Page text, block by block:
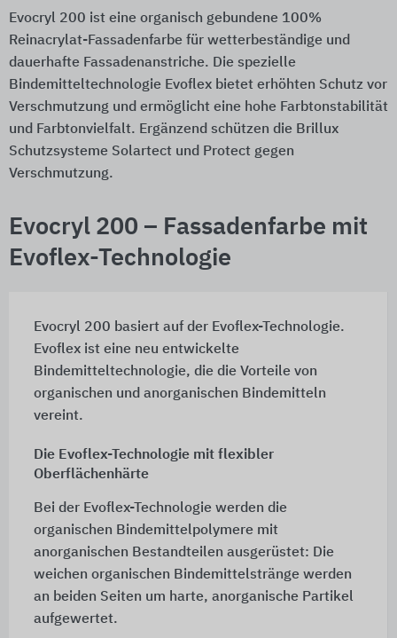
Evocryl 200 ist eine organisch gebundene 100%
Reinacrylat-Fassadenfarbe für wetterbeständige und
dauerhafte Fassadenanstriche. Die spezielle
Bindemitteltechnologie Evoflex bietet erhöhten Schutz vor
Verschmutzung und ermöglicht eine hohe Farbtonstabilität
und Farbtonvielfalt. Ergänzend schützen die Brillux
Schutzsysteme Solartect und Protect gegen
Verschmutzung.
Evocryl 200 – Fassadenfarbe mit
Evoflex-Technologie
Evocryl 200 basiert auf der Evoflex-Technologie.
Evoflex ist eine neu entwickelte
Bindemitteltechnologie, die die Vorteile von
organischen und anorganischen Bindemitteln
vereint.
Die Evoflex-Technologie mit flexibler
Oberflächenhärte
Bei der Evoflex-Technologie werden die
organischen Bindemittelpolymere mit
anorganischen Bestandteilen ausgerüstet: Die
weichen organischen Bindemittelstränge werden
an beiden Seiten um harte, anorganische Partikel
aufgewertet.